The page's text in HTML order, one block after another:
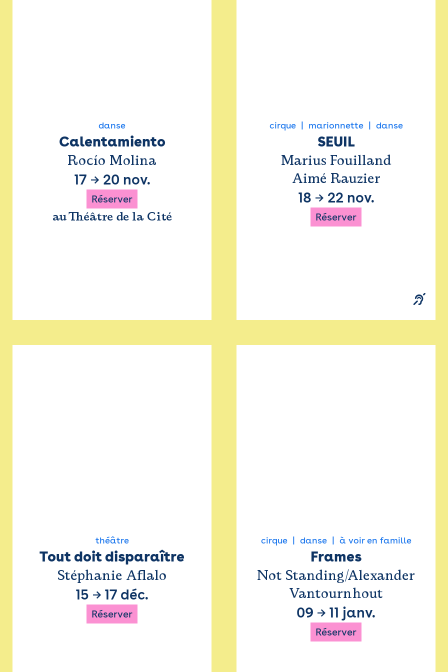
danse
Calentamiento
Rocío Molina
17 → 20 nov.
Réserver
au Théâtre de la Cité
cirque marionnette danse
SEUIL
Marius Fouilland
Aimé Rauzier
18 → 22 nov.
Réserver
théâtre
Tout doit disparaître
Stéphanie Aflalo
15 → 17 déc.
Réserver
cirque danse à voir en famille
Frames
Not Standing/Alexander
Vantournhout
09 → 11 janv.
Réserver